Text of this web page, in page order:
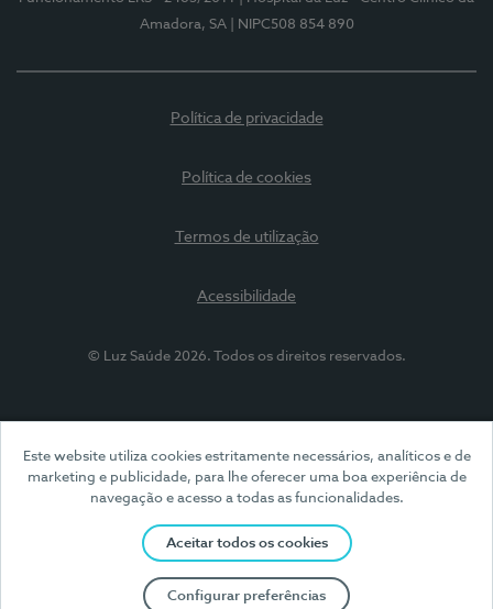
Este website utiliza cookies estritamente necessários, analíticos e de
marketing e publicidade, para lhe oferecer uma boa experiência de
navegação e acesso a todas as funcionalidades.
Aceitar todos os cookies
Configurar preferências
Amadora, SA
| NIPC508 854 890
Política de privacidade
Política de cookies
Termos de utilização
Acessibilidade
© Luz Saúde 2026. Todos os direitos reservados.